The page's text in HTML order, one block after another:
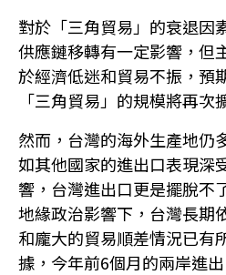
對於「三角貿易」的衰退因
供應鏈移轉有一定影響，但
於經濟低迷和貿易不振，預
「三角貿易」的規模將再次
然而，台灣的海外生產地仍
如其他國家的進出口表現深
響，台灣進出口更是擺脫不
地緣政治影響下，台灣長期
和龐大的貿易順差情況已有
據，今年前6個月的兩岸進